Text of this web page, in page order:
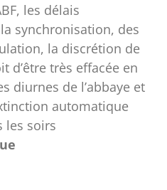
les délais
synchronisation, des
la discrétion de
d’être très effacée en
diurnes de l’abbaye et
automatique
les soirs